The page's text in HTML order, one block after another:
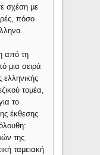
σχέση με
πόσο
από τη
μια σειρά
τομέα,
το
έκθεσης
της
ταμειακή